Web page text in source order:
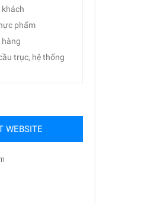
khách
phẩm
hàng
trục, hệ thống
WEBSITE